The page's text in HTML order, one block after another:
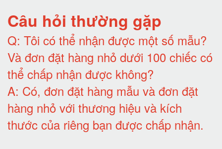
Câu hỏi thường gặp
Q: Tôi có thể nhận được một số mẫu?
Và đơn đặt hàng nhỏ dưới 100 chiếc có
thể chấp nhận được không?
A: Có, đơn đặt hàng mẫu và đơn đặt
hàng nhỏ với thương hiệu và kích
thước của riêng bạn được chấp nhận.